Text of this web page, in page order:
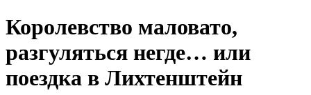
Королевство маловато,
разгуляться негде… или
поездка в Лихтенштейн